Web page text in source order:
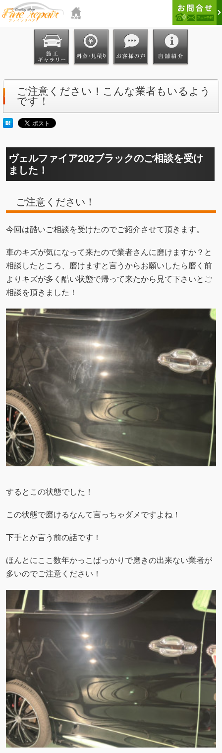
ご注意ください！こんな業者もいるよう
です！
ヴェルファイア202ブラックのご相談を受け
ました！
ご注意ください！
今回は酷いご相談を受けたのでご紹介させて頂きます。
車のキズが気になって来たので業者さんに磨けますか？と
相談したところ、磨けますと言うからお願いしたら磨く前
よりキズが多く酷い状態で帰って来たから見て下さいとご
相談を頂きました！
するとこの状態でした！
この状態で磨けるなんて言っちゃダメですよね！
下手とか言う前の話です！
ほんとにここ数年かっこばっかりで磨きの出来ない業者が
多いのでご注意ください！